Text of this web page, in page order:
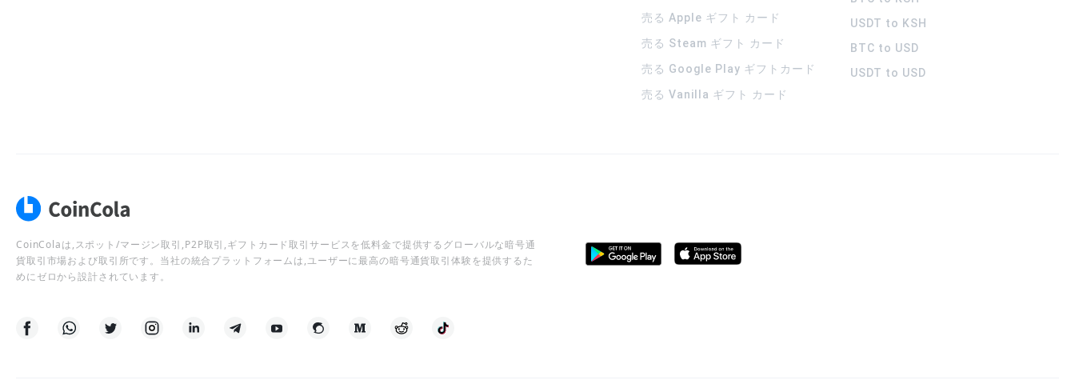
売る Apple ギフト カード
売る Steam ギフト カード
売る Google Play ギフトカード
売る Vanilla ギフト カード
USDT to KSH
BTC to USD
USDT to USD
CoinColaは,スポット/マージン取引,P2P取引,ギフトカード取引サービスを低料金で提供するグローバルな暗号通
貨取引市場および取引所です。当社の統合プラットフォームは,ユーザーに最高の暗号通貨取引体験を提供するた
めにゼロから設計されています。